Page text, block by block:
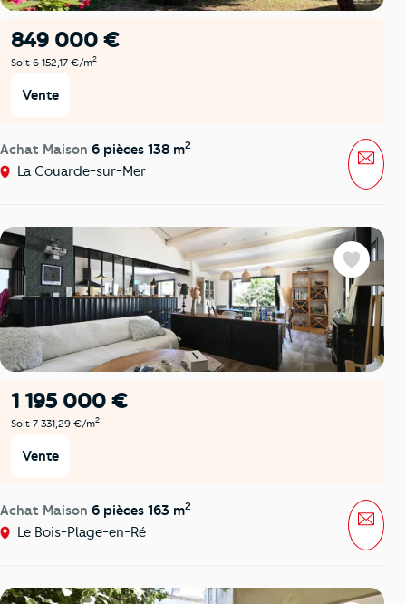
849 000 €
Soit 6 152,17 €/m2
Vente
Achat Maison 6 pièces 138 m2
La Couarde-sur-Mer
1 195 000 €
Soit 7 331,29 €/m2
Vente
Achat Maison 6 pièces 163 m2
Le Bois-Plage-en-Ré
Favoris